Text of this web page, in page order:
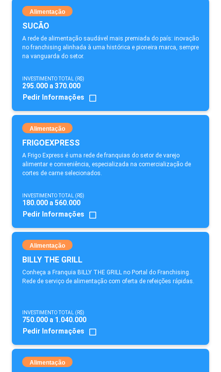
Alimentação
SUCÃO
A rede de alimentação saudável mais premiada do país: inovação
no franchising alinhada à uma histórica e pioneira marca, sempre
na vanguarda do setor.
INVESTIMENTO TOTAL (R$)
295.000 a 370.000
Pedir Informações
Alimentação
FRIGOEXPRESS
A Frigo Express é uma rede de franquias do setor de varejo
alimentar e conveniência, especializada na comercialização de
cortes de carne selecionados.
INVESTIMENTO TOTAL (R$)
180.000 a 560.000
Pedir Informações
Alimentação
BILLY THE GRILL
Conheça a Franquia BILLY THE GRILL no Portal do Franchising.
Rede de serviço de alimentação com oferta de refeições rápidas.
INVESTIMENTO TOTAL (R$)
750.000 a 1.040.000
Pedir Informações
Alimentação